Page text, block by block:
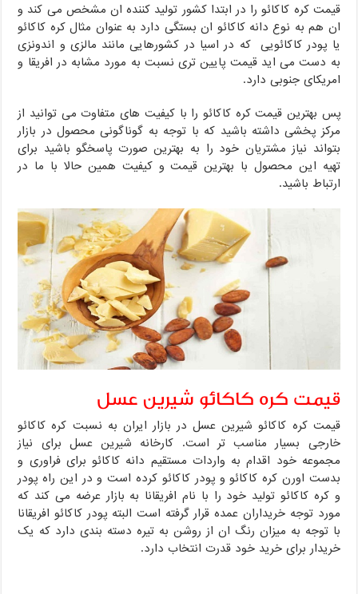
قیمت کره کاکائو را در ابتدا کشور تولید کننده ان مشخص می کند و
ان هم به نوع دانه کاکائو ان بستگی دارد به عنوان مثال کره کاکائو
یا پودر کاکائویی که در اسیا در کشورهایی مانند مالزی و اندونزی
به دست می اید قیمت پایین تری نسبت به مورد مشابه در افریقا و
امریکای جنوبی دارد.
پس بهترین قیمت کره کاکائو را با کیفیت های متفاوت می توانید از
مرکز پخشی داشته باشید که با توجه به گوناگونی محصول در بازار
بتواند نیاز مشتریان خود را به بهترین صورت پاسخگو باشید برای
تهیه این محصول با بهترین قیمت و کیفیت همین حالا با ما در
ارتباط باشید.
قیمت کره کاکائو شیرین عسل
قیمت کره کاکائو شیرین عسل در بازار ایران به نسبت کره کاکائو
خارجی بسیار مناسب تر است. کارخانه شیرین عسل برای نیاز
مجموعه خود اقدام به واردات مستقیم دانه کاکائو برای فراوری و
بدست اورن کره کاکائو و پودر کاکائو کرده است و در این راه پودر
و کره کاکائو تولید خود را با نام افریقانا به بازار عرضه می کند که
مورد توجه خریداران عمده قرار گرفته است البته پودر کاکائو افریقانا
با توجه به میزان رنگ ان از روشن به تیره دسته بندی دارد که یک
خریدار برای خرید خود قدرت انتخاب دارد.